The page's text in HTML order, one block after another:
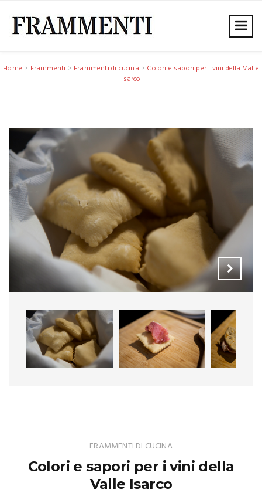
Home > Frammenti > Frammenti di cucina > Colori e sapori per i vini della Valle
Isarco
FRAMMENTI DI CUCINA
Colori e sapori per i vini della
Valle Isarco